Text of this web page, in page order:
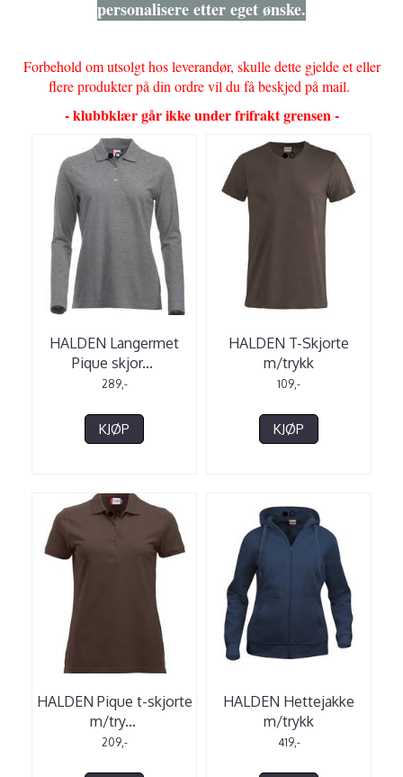
personalisere etter eget ønske.
Forbehold om utsolgt hos leverandør, skulle dette gjelde et eller
flere produkter på din ordre vil du få beskjed på mail.
- klubbklær går ikke under frifrakt grensen -
HALDEN Langermet
Pique skjor...
289,-
KJØP
HALDEN T-Skjorte
m/trykk
109,-
KJØP
HALDEN Pique t-skjorte
m/try...
209,-
HALDEN Hettejakke
m/trykk
419,-